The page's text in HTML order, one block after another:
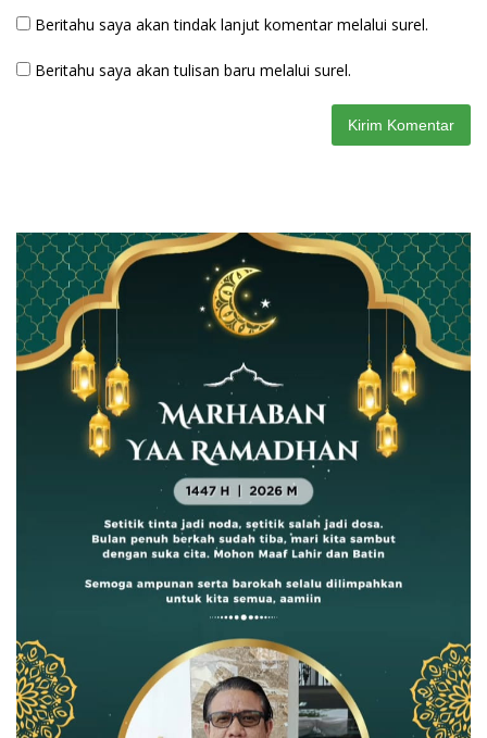
Beritahu saya akan tindak lanjut komentar melalui surel.
Beritahu saya akan tulisan baru melalui surel.